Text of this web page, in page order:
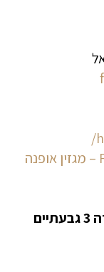
Fashion Israel – מגזין אופנה